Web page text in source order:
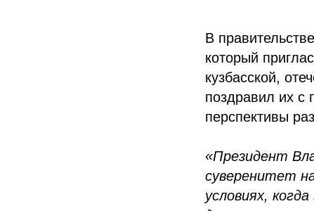
В
который
кузбасской,
поздравил их с
перспективы
«Президент
суверенитет
условиях,